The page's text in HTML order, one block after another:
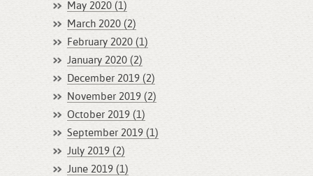
May 2020 (1)
March 2020 (2)
February 2020 (1)
January 2020 (2)
December 2019 (2)
November 2019 (2)
October 2019 (1)
September 2019 (1)
July 2019 (2)
June 2019 (1)